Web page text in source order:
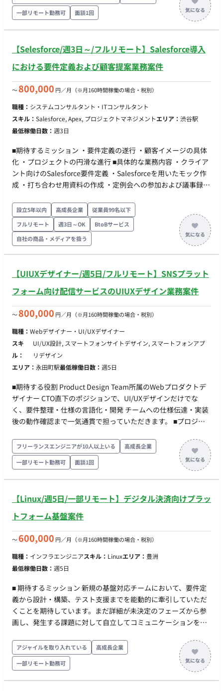
織です 〇リモートメインの環境。開発‧スキルアップに注⼒で
きます 〇開発に必要なソフトウェアライセンスの貸与制度を
導⼊(Cursorなどの有料IDE 等を無償貸与） ■働き方 ・平日×週
田町のオフィス出社
トエンドやインフラなど他の領域の挑戦も可能です。 ■実装範
囲 ●バックエンド（主担当領域） ・SNS向けメッセージ配信
機能の構築（⼤量配信‧webhook処理） ・認証‧認可機能、決
の構築 など ■その他領域 ●フロント ・React＋MUIを⽤いた配
信管理画⾯ ・タグの実装、LIFFアプリ開発 ●インフラ構築
ーラブルな構築 ■開発環境 バックエンド：fastify, TypeScript フ
CDK(TypeScript), ECS on Fargate, Lambda, SQS その他：
GitHub, GitHub Actions ■チーム体制 ▼開発組織 〇Stream
Aligned Team：プロダクトコードの実装 ・開発者：3名〜
Product Design Team ・Webプロダクトデザイナー：2名
・PdM：1名 ・プロダクトオーナー：1名(CTOが兼務)
〇Enabling Team：技術的な相談相手 ・Web開発：1名
・AI：1名 〇CTO ▼プロダクトマネジメント 〇PDM ■
開発スタイル・コミュニケーション ▼スプリント(半⽉） 〇
スプリントプランニング 〇デイリースクラム 〇スプリント
レビュー（出社。半⽉に1度） 〇スプリントレトロスペクテ
ィブ ▼同期コミュニケーション：Gather 〇バーチャルオフ
ィスに出社 〇⾮同期コミュニケーション：Slack 〇ストッ
ロジェクト管理：Notion 〇開発⽣産性改善：Findy Team+
〇グループウェア： GoogleWorkspace(Gmail,
GoogleCalendar, SpreadSheet） 〇モブプロ‧ペアプロ ■会
社・求人の魅力 〇新規プロダクトとなり、ライブラリ選定等
の技術選定に関われます 〇雇⽤形態に関わらず、設計‧実装‧
コードレビューに関われるフラットな組織です 〇リモートメ
インの環境。開発‧スキルアップに注⼒できます 〇開発に必要
なソフトウェアライセンスの貸与制度を導⼊(Cursorなどの有料
相談可能 ・基本リモートだが、週1回を目安に永田町のオフィ
ス出社
一部リモート勤務可
面談1回
【Selesforce/週3日～/フルリモート】Salesforce導入
における要件定義および顧客提案業務案件
〜800,000 円／月 （※月160時間稼働の場合・税別）
職種： システムコンサルタント・ITコンサルタント
スキル： Salesforce, Apex, プロジェクトマネジメントエリア： 渋谷駅
最低稼働日数： 週3日
■期待するミッション ・要件定義の遂行 ・顧客イメージの具体
化 ・プロジェクトの円滑な進行 ■具体的な業務内容 ・クライア
ント向けのSalesforce要件定義 ・Salesforceを用いたモック作
成 ・打ち合わせ用資料の作成 ・定例会への参加および議事録作
設立5年以内 高成長企業
従業員99名以下
フルリモート
週3日～OK
BtoBサービス
自社の商品・メディアを扱う
【UIUXデザイナー/週5日/フルリモート】SNSプラット
フォーム向け配信サービスのUIUXデザイン業務案件
〜800,000 円／月 （※月160時間稼働の場合・税別）
職種： Webデザイナー・UI/UXデザイナー
スキ
ル：
UI/UX設計, スマートフォンサイトデザイン, スマートフォンアプ
リデザイン
エリア： 永田町駅最低稼働日数： 週5日
■期待する役割 Product Design Team所属のWebプロダクトデ
ザイナー CTO直下のポジションで、UI/UXデザインだけでな
く、要件整理・仕様の言語化・開発 チームへの仕様伝達・実装
後の動作確認まで一気通貫で担っていただきます。 ■プロジェ
マーケティングテクノロジー領域のプロダクトを開発していま
す。 現在、SNSプラットフォーム向けのメッセージ配信システ
ムを社内運用チーム向けにβリリース済みです。 今後はサービ
スのブラッシュアップを進めながら、将来的なSaaS化も視野に
で、上流設計(デザイン)人員の強化と、AI駆動開発を取り入れる
ことで、開発サイクルを高速に回すことができる体制を目指し
様連携から動作確認までを責任をもって担当していただけるデ
スのデザイン業務全般を担当していただきます。 ユーザー中心
設計を行うことで使いやすいプロダクトを設計するだけでな
していただきます。 具体的な業務内容は以下の通りです。 ▼
ユーザーヒアリングの実施 ・ターゲットユーザーとのインタ
ビューやワークショップを通じて、ニーズや課題を明確化しま
す。 ・ヒアリング結果を基に仕様をステークホルダーと議論
し、デザインに反映します。 ▼ユーザーストーリーの定義
・ユーザーのニーズと行動を深く理解し、各機能がどのよう
にユーザーの目標達成に貢献するかを明確にするユーザースト
ーリーを作成します。 ▼ユースケースの洗い出し・ユーザー
フリーランスエンジニアが10人以上いる
高成長企業
一部リモート勤務可
面談1回
【Linux/週5日/一部リモート】デジタル決済向けプラッ
トフォーム基盤案件
〜600,000 円／月 （※月160時間稼働の場合・税別）
職種： インフラエンジニアスキル： Linuxエリア： 豊洲
最低稼働日数： 週5日
■ 期待するミッション 新規の基盤対応チームにおいて、要件定
義から設計・構築、テスト支援までを能動的に牽引していただ
くことを期待しています。まだ詳細が未決定のフェーズから参
画し、発生する課題に対して自立してコミュニケーションを取
いただきます。 ■ 業務内容・担当工程 【デジタル決済向けプラ
ットフォームのインフラ設計・構築・テスト】 ・カード会社向
け基盤対応チームにおける企画検討および要件定義の支援 ・
Windows環境を中心とした、OS・仮想環境・ミドルウェアの設
アジャイルを取り入れている
高成長企業
一部リモート勤務可